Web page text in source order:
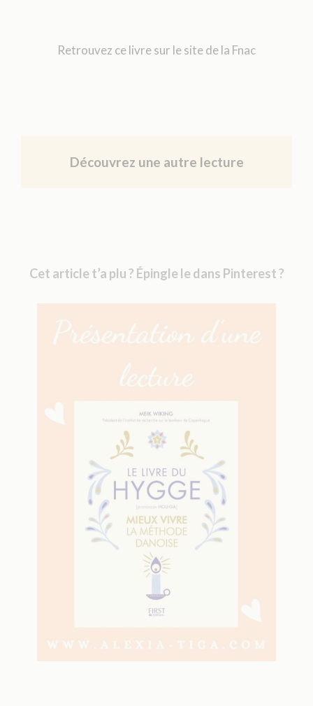
Retrouvez ce livre sur le site de la Fnac
Découvrez une autre lecture
Cet article t’a plu ? Épingle le dans Pinterest ?